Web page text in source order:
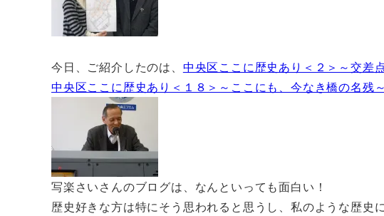
今日、ご紹介したのは、 中央区ここに歴史あり＜２＞～交差
中央区ここに歴史あり＜１８＞～ここにも、今なき橋の名残～
写楽さいさんのブログは、なんといっても面白い！
歴史好きな方は特にそう思われると思うし、私のような歴史